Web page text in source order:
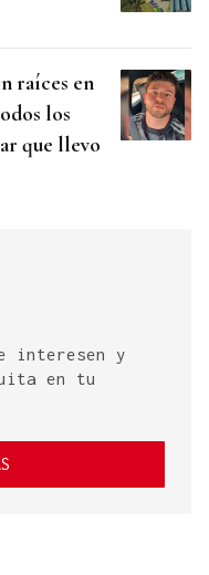
raíces en
los
que llevo
interesen y
en tu